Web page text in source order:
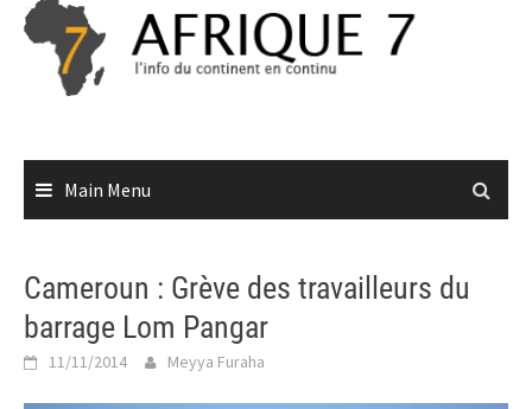
Skip
content
Main Menu
Cameroun : Grève des travailleurs du
barrage Lom Pangar
11/11/2014 Meyya Furaha